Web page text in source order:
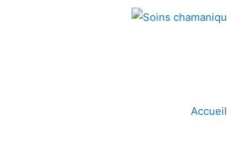
Accueil